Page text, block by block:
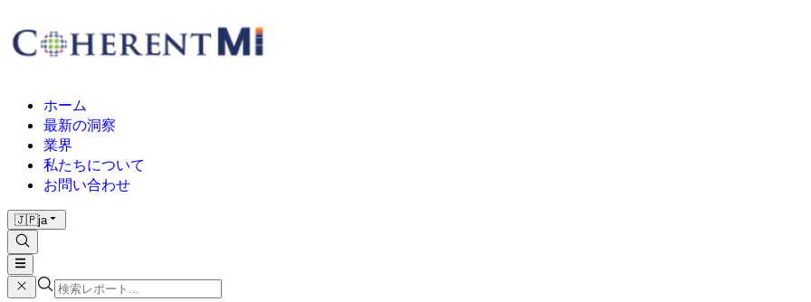
ホーム
最新の洞察
業界
私たちについて
お問い合わせ
🇯🇵ja